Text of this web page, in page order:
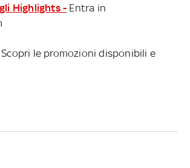
Highlights - Entra in
Scopri le promozioni disponibili e